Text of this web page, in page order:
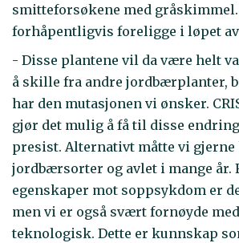
smitteforsøkene med gråskimmel.
forhåpentligvis foreligge i løpet av
- Disse plantene vil da være helt
å skille fra andre jordbærplanter,
har den mutasjonen vi ønsker.
gjør det mulig å få til disse
presist. Alternativt måtte vi gjerne
jordbærsorter og avlet i mange år.
egenskaper mot soppsykdom er
men vi er også svært fornøyde
teknologisk. Dette er kunnskap